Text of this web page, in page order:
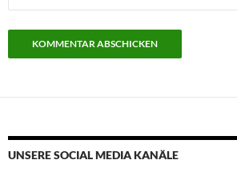
UNSERE SOCIAL MEDIA KANÄLE